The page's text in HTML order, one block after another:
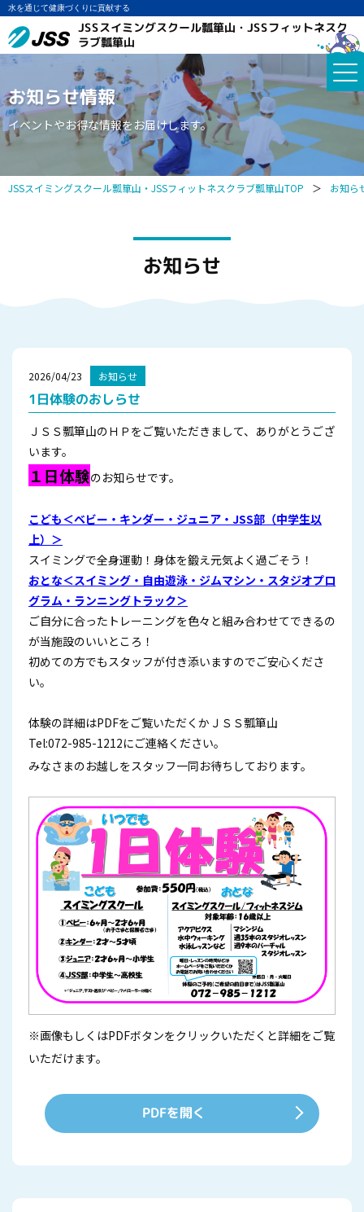
水を通じて健康づくりに貢献する
JSSスイミングスクール瓢箪山・JSSフィットネスク
ラブ瓢箪山
お知らせ情報
イベントやお得な情報をお届けします。
JSSスイミングスクール瓢箪山・JSSフィットネスクラブ瓢箪山TOP ＞ お知ら
お知らせ
2026/04/23 お知らせ
1日体験のおしらせ
ＪＳＳ瓢箪山のＨＰをご覧いただきまして、ありがとうござ
います。
１日体験のお知らせです。
こども＜ベビー・キンダー・ジュニア・JSS部（中学生以
上）＞
スイミングで全身運動！身体を鍛え元気よく過ごそう！
おとな＜スイミング・自由遊泳・ジムマシン・スタジオプロ
グラム・ランニングトラック＞
ご自分に合ったトレーニングを色々と組み合わせてできるの
が当施設のいいところ！
初めての方でもスタッフが付き添いますのでご安心くださ
い。
体験の詳細はPDFをご覧いただくかＪＳＳ瓢箪山
Tel:072-985-1212にご連絡ください。
みなさまのお越しをスタッフ一同お待ちしております。
※画像もしくはPDFボタンをクリックいただくと詳細をご覧
いただけます。
PDFを開く